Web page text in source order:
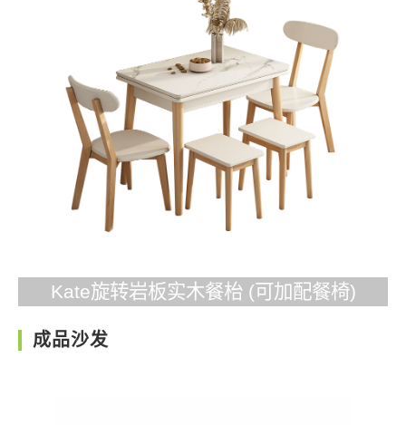
Kate旋转岩板实木餐枱 (可加配餐椅)
成品沙发